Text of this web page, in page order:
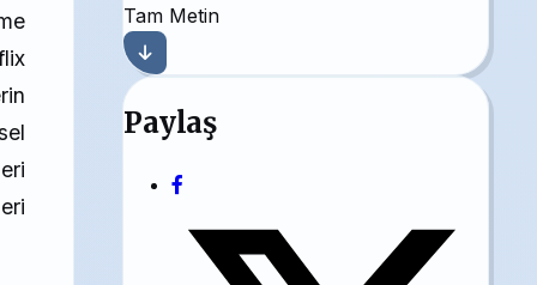
Tam Metin
Paylaş